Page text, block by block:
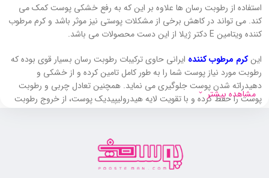
استفاده از رطوبت رسان ها علاوه بر این که به رفع خشکی پوست کمک می
کند. می تواند در کاهش برخی از مشکلات پوستی نیز موثر باشد و کرم مرطوب
کننده ویتامین E دکتر ژیلا از این دست محصولات می باشد.
اینکرم مرطوب کننده ایرانی حاوی ترکیبات رطوبت رسان بسیار قوی بوده که
رطوبت مورد نیاز پوست شما را به طور کامل تامین کرده و از خشکی و
دهیدراته شدن پوست جلوگیری می نماید. همچنین تعادل چربی و رطوبت
پوست را حفظ کرده و با تقویت لایه هیدرولیپیدیک پوست، از خروج رطوبت
پوست نیز جلوگیری می نماید.
کرم مرطوب کننده دکتر ژیلا ضد التهاب و حساسیت می باشد. این کرم برای
افرادی که پوست های نرمال، حساس و یا خشک دارند فرموله شده است و
نقش موثری نیز در کاهش و بهبود علائم درماتیت، اگزما و خشکی های شدید
مشاهده بیشتر